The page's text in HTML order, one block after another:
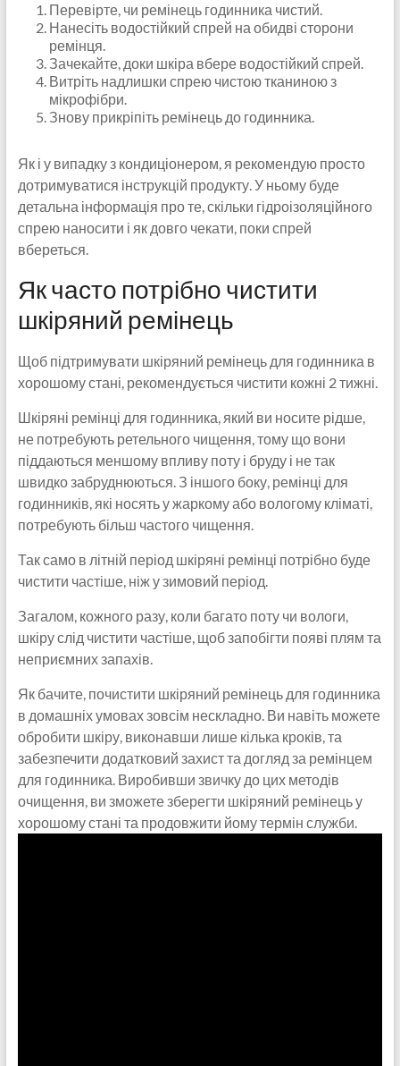
Перевірте, чи ремінець годинника чистий.
Нанесіть водостійкий спрей на обидві сторони
ремінця.
Зачекайте, доки шкіра вбере водостійкий спрей.
Витріть надлишки спрею чистою тканиною з
мікрофібри.
Знову прикріпіть ремінець до годинника.
Як і у випадку з кондиціонером, я рекомендую просто
дотримуватися інструкцій продукту. У ньому буде
детальна інформація про те, скільки гідроізоляційного
спрею наносити і як довго чекати, поки спрей
вбереться.
Як часто потрібно чистити
шкіряний ремінець
Щоб підтримувати шкіряний ремінець для годинника в
хорошому стані, рекомендується чистити кожні 2 тижні.
Шкіряні ремінці для годинника, який ви носите рідше,
не потребують ретельного чищення, тому що вони
піддаються меншому впливу поту і бруду і не так
швидко забруднюються. З іншого боку, ремінці для
годинників, які носять у жаркому або вологому кліматі,
потребують більш частого чищення.
Так само в літній період шкіряні ремінці потрібно буде
чистити частіше, ніж у зимовий період.
Загалом, кожного разу, коли багато поту чи вологи,
шкіру слід чистити частіше, щоб запобігти появі плям та
неприємних запахів.
Як бачите, почистити шкіряний ремінець для годинника
в домашніх умовах зовсім нескладно. Ви навіть можете
обробити шкіру, виконавши лише кілька кроків, та
забезпечити додатковий захист та догляд за ремінцем
для годинника. Виробивши звичку до цих методів
очищення, ви зможете зберегти шкіряний ремінець у
хорошому стані та продовжити йому термін служби.